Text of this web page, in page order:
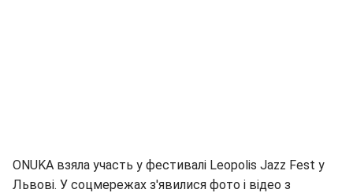
ONUKA взяла участь у фестивалі Leopolis Jazz Fest у
Львові. У соцмережах з'явилися фото і відео з